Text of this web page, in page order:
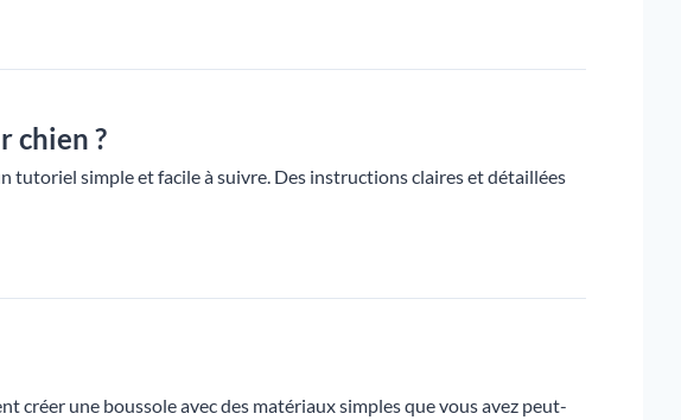
chien ?
simple et facile à suivre. Des instructions claires et détaillées
créer une boussole avec des matériaux simples que vous avez peut-